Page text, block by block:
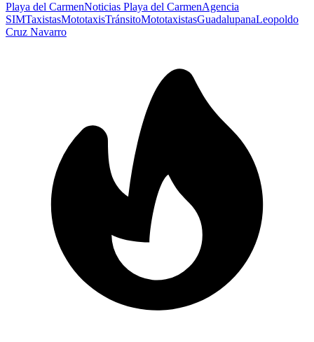
Playa del CarmenNoticias Playa del CarmenAgencia
SIMTaxistasMototaxisTránsitoMototaxistasGuadalupanaLeopoldo
Cruz Navarro